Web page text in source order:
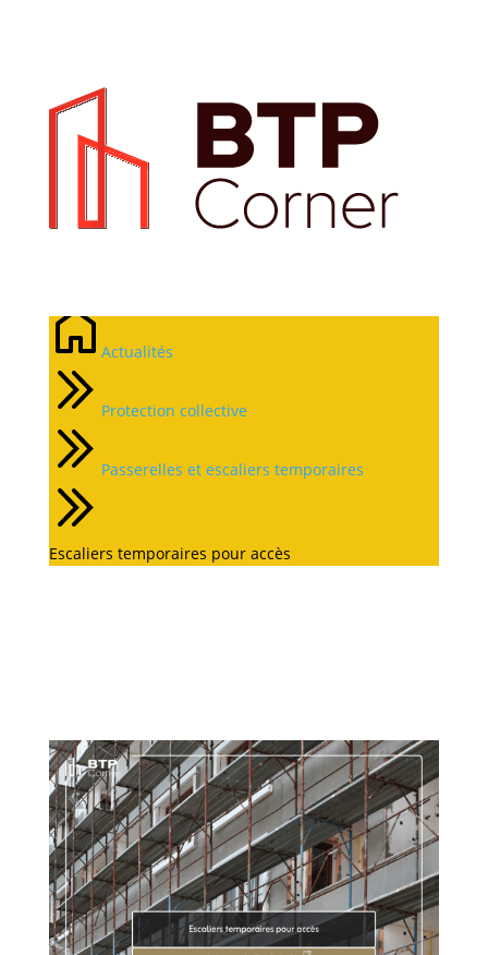
Escaliers temporaires
Actualités
Protection collective
Passerelles et escaliers temporaires
Escaliers temporaires pour accès